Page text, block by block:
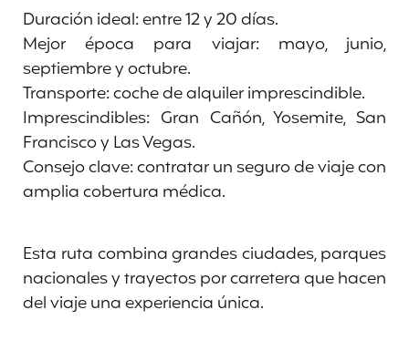
Duración ideal: entre 12 y 20 días.
Mejor época para viajar: mayo, junio,
septiembre y octubre.
Transporte: coche de alquiler imprescindible.
Imprescindibles: Gran Cañón, Yosemite, San
Francisco y Las Vegas.
Consejo clave: contratar un seguro de viaje con
amplia cobertura médica.
Esta ruta combina grandes ciudades, parques
nacionales y trayectos por carretera que hacen
del viaje una experiencia única.